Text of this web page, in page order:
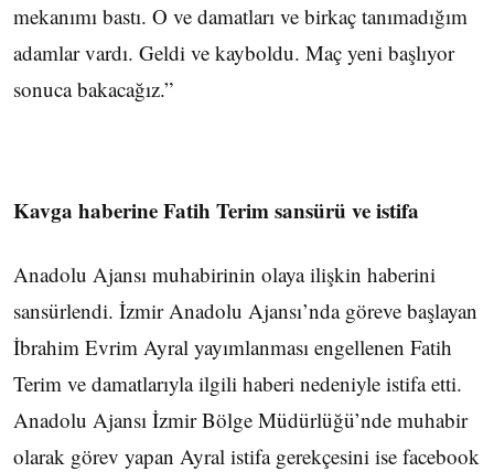
mekanımı bastı. O ve damatları ve birkaç tanımadığım
adamlar vardı. Geldi ve kayboldu. Maç yeni başlıyor
sonuca bakacağız.”
Kavga haberine Fatih Terim sansürü ve istifa
Anadolu Ajansı muhabirinin olaya ilişkin haberini
sansürlendi. İzmir Anadolu Ajansı’nda göreve başlayan
İbrahim Evrim Ayral yayımlanması engellenen Fatih
Terim ve damatlarıyla ilgili haberi nedeniyle istifa etti.
Anadolu Ajansı İzmir Bölge Müdürlüğü’nde muhabir
olarak görev yapan Ayral istifa gerekçesini ise facebook